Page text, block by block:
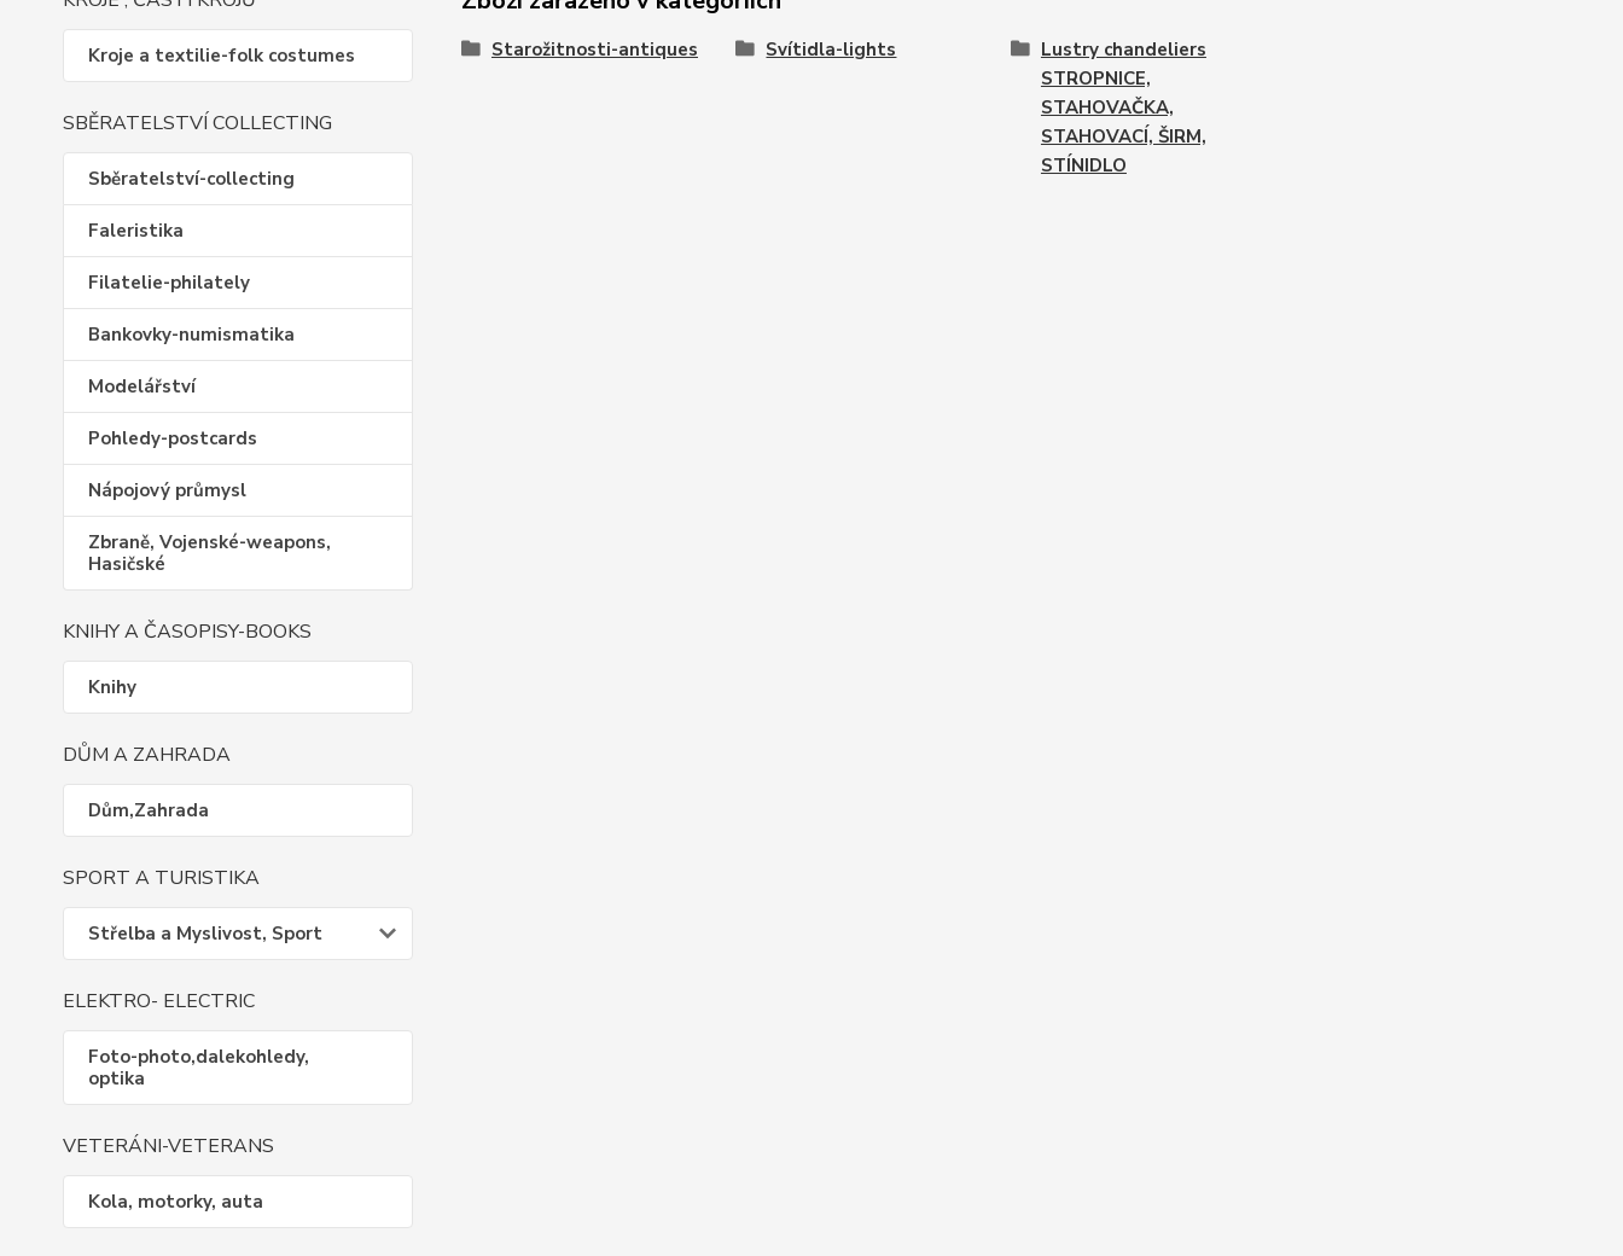
Kroje a textilie-folk costumes
SBĚRATELSTVÍ COLLECTING
Sběratelství-collecting
Faleristika
Filatelie-philately
Bankovky-numismatika
Modelářství
Pohledy-postcards
Nápojový průmysl
Zbraně, Vojenské-weapons,
Hasičské
KNIHY A ČASOPISY-BOOKS
Knihy
DŮM A ZAHRADA
Dům,Zahrada
SPORT A TURISTIKA
Střelba a Myslivost, Sport
ELEKTRO- ELECTRIC
Foto-photo,dalekohledy,
optika
VETERÁNI-VETERANS
Kola, motorky, auta
Starožitnosti-antiques Svítidla-lights
Lustry chandeliers
STROPNICE,
STAHOVAČKA,
STAHOVACÍ, ŠIRM,
STÍNIDLO